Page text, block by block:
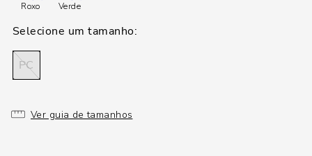
Roxo Verde
PC
Ver guia de tamanhos